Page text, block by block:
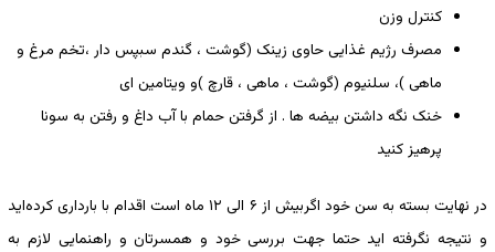
کنترل وزن
مصرف رژیم غذایی حاوی زینک (گوشت ، گندم سبپس دار ،تخم مرغ و
ماهی )، سلنیوم (گوشت ، ماهی ، قارچ )و ویتامین ای
خنک نگه داشتن بیضه ها . از گرفتن حمام با آب داغ و رفتن به سونا
پرهیز کنید
در نهایت بسته به سن خود اگربیش از ۶ الی ۱۲ ماه است اقدام با بارداری کرده‌اید
و نتیجه نگرفته اید حتما جهت بررسی خود و همسرتان و راهنمایی لازم به